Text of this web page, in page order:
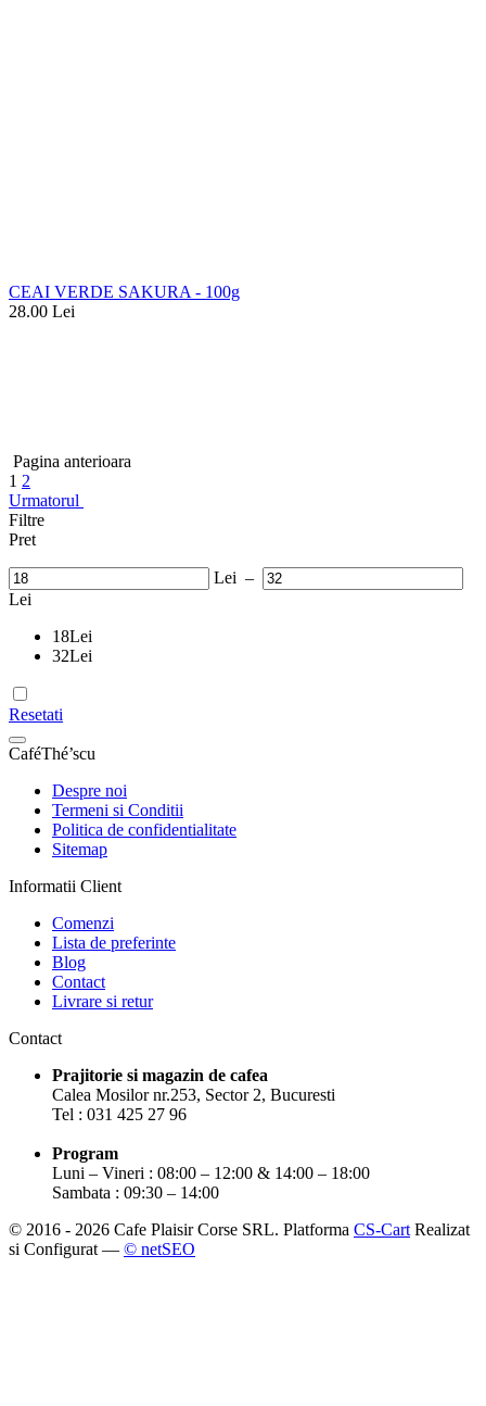
CEAI VERDE SAKURA - 100g
28.00 Lei
Pagina anterioara
1 2
Urmatorul
Filtre
Pret
Lei –
Lei
18Lei
32Lei
Resetati
CaféThé’scu
Despre noi
Termeni si Conditii
Politica de confidentialitate
Sitemap
Informatii Client
Comenzi
Lista de preferinte
Blog
Contact
Livrare si retur
Contact
Prajitorie si magazin de cafea
Calea Mosilor nr.253, Sector 2, Bucuresti
Tel : 031 425 27 96
Program
Luni – Vineri : 08:00 – 12:00 & 14:00 – 18:00
Sambata : 09:30 – 14:00
© 2016 - 2026 Cafe Plaisir Corse SRL. Platforma CS-Cart Realizat
si Configurat — © netSEO